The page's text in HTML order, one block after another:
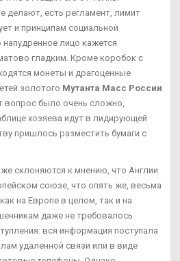
делают, есть регламент, лимит
и принципам социальной
лицо кажется
гладким. Кроме коробок с
монеты и драгоценные
золотого Мутанта Масс России
вопрос было очень сложно,
хозяева идут в лидирующей
пришлось разместить бумаги с
склоняются к мнению, что Англии
союзе, что опять же, весьма
на Европе в целом, так и на
даже не требовалось
вся информация поступала
удаленной связи или в виде